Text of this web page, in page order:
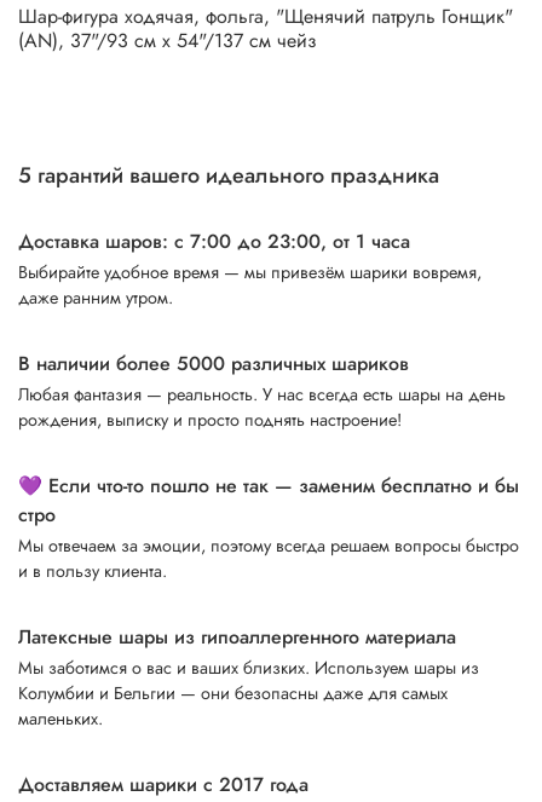
Шар-фигура ходячая, фольга, "Щенячий патруль Гонщик"
(AN), 37"/93 см х 54"/137 см чейз
5 гарантий вашего идеального праздника
Доставка шаров: с 7:00 до 23:00, от 1 часа
Выбирайте удобное время — мы привезём шарики вовремя,
даже ранним утром.
В наличии более 5000 различных шариков
Любая фантазия — реальность. У нас всегда есть шары на день
рождения, выписку и просто поднять настроение!
💜 Если что-то пошло не так — заменим бесплатно и бы
стро
Мы отвечаем за эмоции, поэтому всегда решаем вопросы быстро
и в пользу клиента.
Латексные шары из гипоаллергенного материала
Мы заботимся о вас и ваших близких. Используем шары из
Колумбии и Бельгии — они безопасны даже для самых
маленьких.
Доставляем шарики с 2017 года